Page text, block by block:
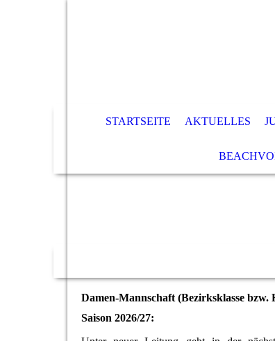
STARTSEITE AKTUELLES
Damen-Mannschaft (Bezirksklasse bzw.
Saison 2026/27: